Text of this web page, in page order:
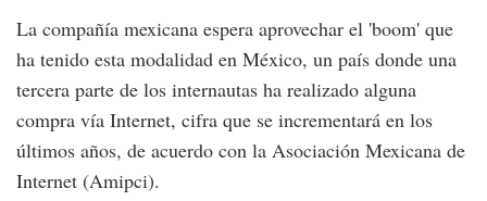
La compañía mexicana espera aprovechar el 'boom' que
ha tenido esta modalidad en México, un país donde una
tercera parte de los internautas ha realizado alguna
compra vía Internet, cifra que se incrementará en los
últimos años, de acuerdo con la Asociación Mexicana de
Internet (Amipci).